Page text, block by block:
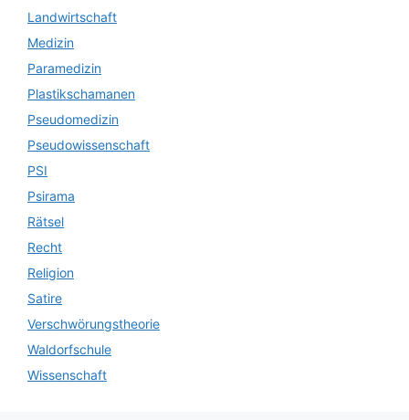
Landwirtschaft
Medizin
Paramedizin
Plastikschamanen
Pseudomedizin
Pseudowissenschaft
PSI
Psirama
Rätsel
Recht
Religion
Satire
Verschwörungstheorie
Waldorfschule
Wissenschaft